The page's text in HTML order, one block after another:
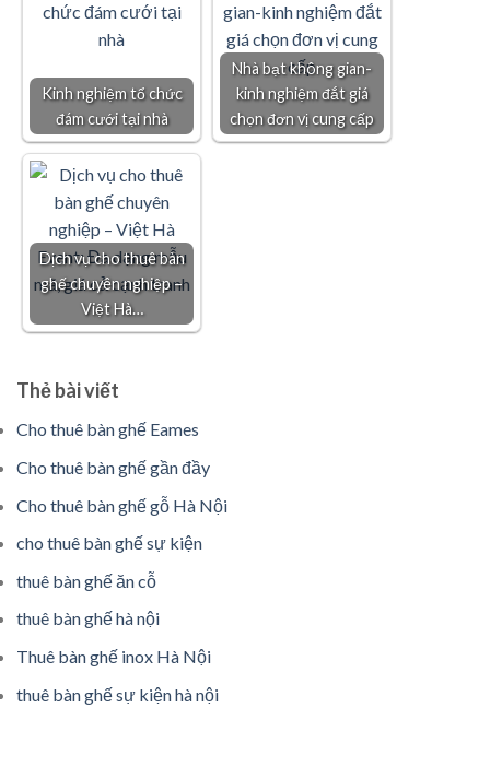
Kinh nghiệm tổ chức
đám cưới tại nhà
Nhà bạt không gian-
kinh nghiệm đắt giá
chọn đơn vị cung cấp
Dịch vụ cho thuê bàn
ghế chuyên nghiệp –
Việt Hà…
Thẻ bài viết
Cho thuê bàn ghế Eames
Cho thuê bàn ghế gần đầy
Cho thuê bàn ghế gỗ Hà Nội
cho thuê bàn ghế sự kiện
thuê bàn ghế ăn cỗ
thuê bàn ghế hà nội
Thuê bàn ghế inox Hà Nội
thuê bàn ghế sự kiện hà nội